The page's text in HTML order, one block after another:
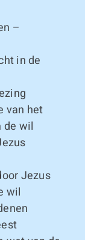
–
in de
van het
de wil
Jezus
wil